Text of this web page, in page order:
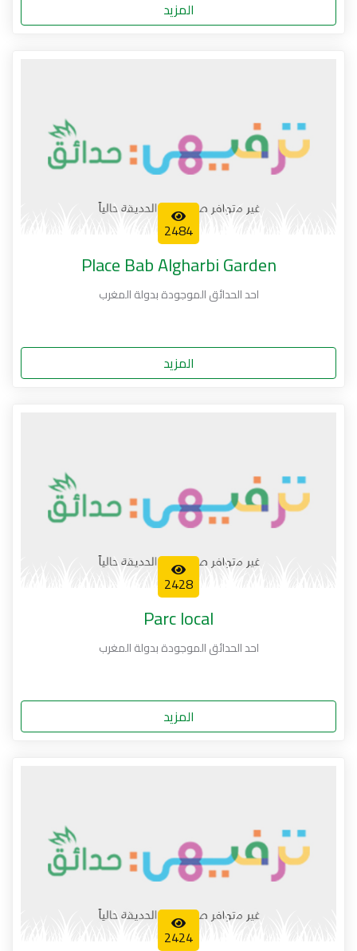
المزيد
2484
Place Bab Algharbi Garden
احد الحدائق الموجودة بدولة المغرب
المزيد
2428
Parc local
احد الحدائق الموجودة بدولة المغرب
المزيد
2424